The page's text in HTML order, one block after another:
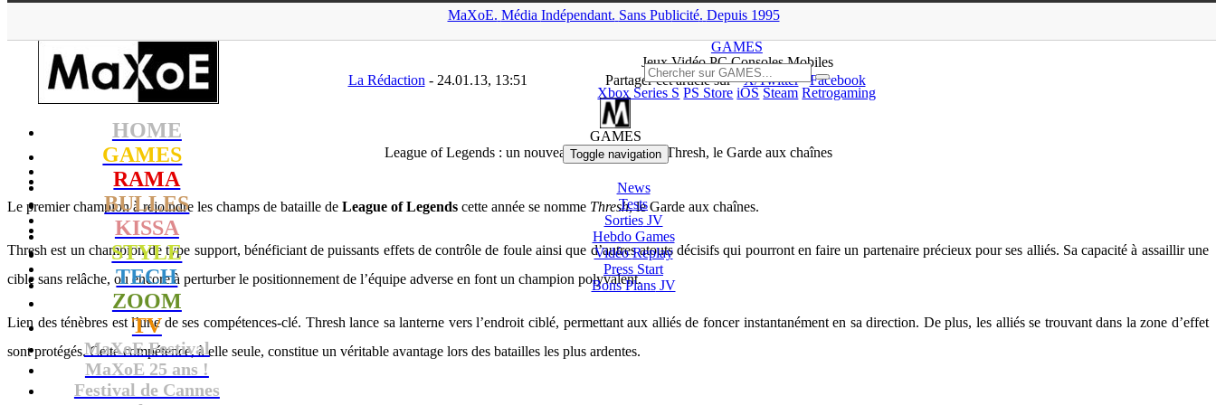
MaXoE. Média Indépendant. Sans Publicité. Depuis 1995
HOME
GAMES
RAMA
BULLES
KISSA
STYLE
TECH
ZOOM
TV
MaXoE Festival
MaXoE 25 ans !
Festival de Cannes
GAMES
JeuxVidéoPC Consoles Mobiles
Xbox Series S PS Store iOS Steam Retrogaming
GAMES
Toggle navigation
News
Tests
SortiesJV
Hebdo Games
VidéoReplay
Press Start
Bons PlansJV
▲
La Rédaction - 24.01.13, 13:51 Partager cet article sur X/Twitter
Facebook
PC
League of Legends : un nouveau champion avec Thresh, le Garde aux chaînes
Le premier champion à rejoindre les champs de bataille de League of Legends cette année se nomme Thresh, le Garde aux chaînes.
Thresh est un champion de type support, bénéficiant de puissants effets de contrôle de foule ainsi que d’autres atouts décisifs qui pourront en faire un partenaire précieux pour ses alliés. Sa capacité à assaillir une
cible sans relâche, ou encore à perturber le positionnement de l’équipe adverse en font un champion polyvalent.
Lien des ténèbres est l’une de ses compétences-clé. Thresh lance sa lanterne vers l’endroit ciblé, permettant aux alliés de foncer instantanément en sa direction. De plus, les alliés se trouvant dans la zone d’effet
sont protégés. Cette compétence, à elle seule, constitue un véritable avantage lors des batailles les plus ardentes.